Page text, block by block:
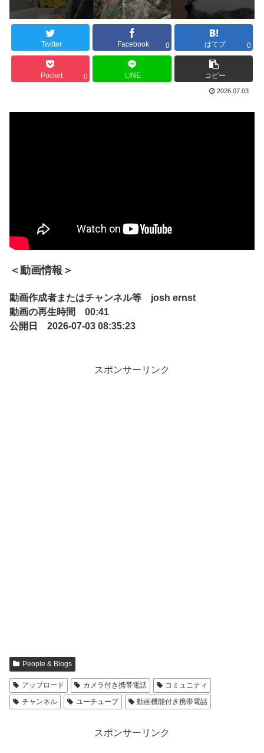
Twitter Facebook 0 はてブ 0
Pocket 0 LINE コピー
2026.07.03
＜動画情報＞
動画作成者またはチャンネル等 josh ernst
動画の再生時間 00:41
公開日 2026-07-03 08:35:23
スポンサーリンク
People & Blogs
アップロード カメラ付き携帯電話
コミュニティ
チャンネル
ユーチューブ 動画機能付き携帯電話
スポンサーリンク